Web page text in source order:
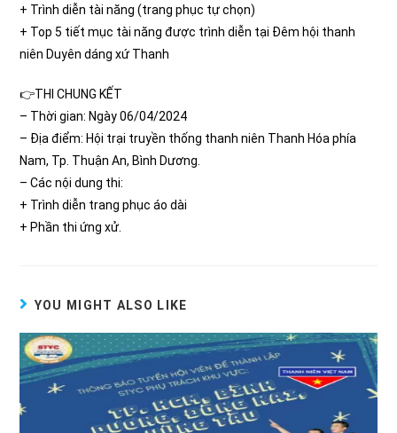
+ Trình diễn tài năng (trang phục tự chọn)
+ Top 5 tiết mục tài năng được trình diễn tại Đêm hội thanh
niên Duyên dáng xứ Thanh
👉THI CHUNG KẾT
– Thời gian: Ngày 06/04/2024
– Địa điểm: Hội trại truyền thống thanh niên Thanh Hóa phía
Nam, Tp. Thuận An, Bình Dương.
– Các nội dung thi:
+ Trình diễn trang phục áo dài
+ Phần thi ứng xử.
YOU MIGHT ALSO LIKE